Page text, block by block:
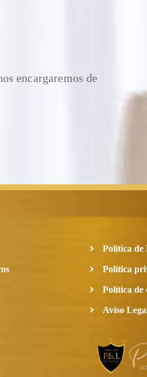
encargaremos de
Política de
Política
Política de
Aviso